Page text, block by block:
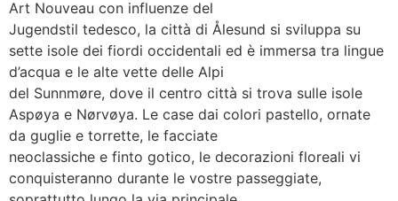
Art Nouveau con influenze del
Jugendstil tedesco, la città di Ålesund si sviluppa su
sette isole dei fiordi occidentali ed è immersa tra lingue
d’acqua e le alte vette delle Alpi
del Sunnmøre, dove il centro città si trova sulle isole
Aspøya e Nørvøya. Le case dai colori pastello, ornate
da guglie e torrette, le facciate
neoclassiche e finto gotico, le decorazioni floreali vi
conquisteranno durante le vostre passeggiate,